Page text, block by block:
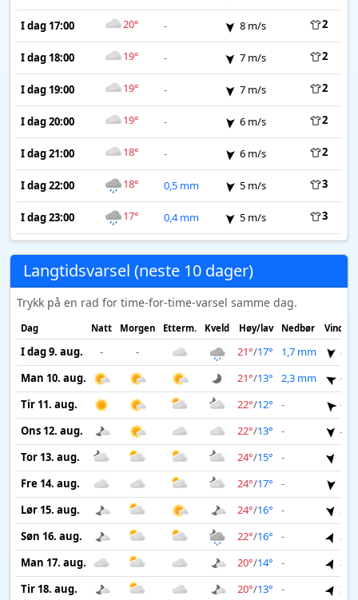
I dag 17:00 20° - 8 m/s 2
I dag 18:00 19° - 7 m/s 2
I dag 19:00 19° - 7 m/s 2
I dag 20:00 19° - 6 m/s 2
I dag 21:00 18° - 6 m/s 2
I dag 22:00 18° 0,5 mm 5 m/s 3
I dag 23:00 17° 0,4 mm 5 m/s 3
Langtidsvarsel (neste 10 dager)
Trykk på en rad for time-for-time-varsel samme dag.
Dag Natt Morgen Etterm. Kveld Høy/lav Nedbør Vind
I dag 9. aug. - - 21°/17° 1,7 mm
8
Man 10. aug.
21°/13° 2,3 mm
6
Tir 11. aug.
22°/12° -
6
Ons 12. aug.
22°/13° -
4
Tor 13. aug.
24°/15° -
5
Fre 14. aug.
24°/17° -
5
Lør 15. aug.
24°/16° -
2
Søn 16. aug.
22°/16° -
3
Man 17. aug.
20°/14° -
3
Tir 18. aug.
20°/13° - 3